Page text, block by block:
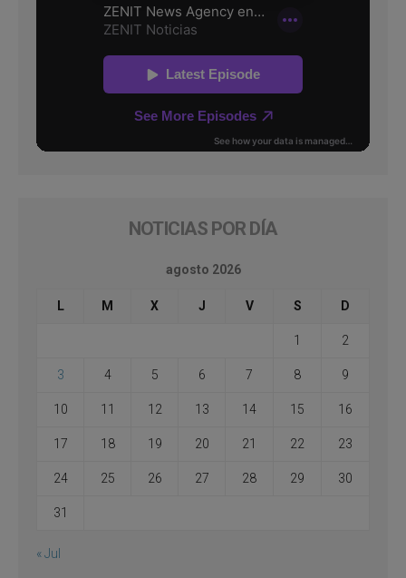
NOTICIAS POR DÍA
agosto 2026
L M X J V S D
1 2
3 4 5 6 7 8 9
10 11 12 13 14 15 16
17 18 19 20 21 22 23
24 25 26 27 28 29 30
31
« Jul